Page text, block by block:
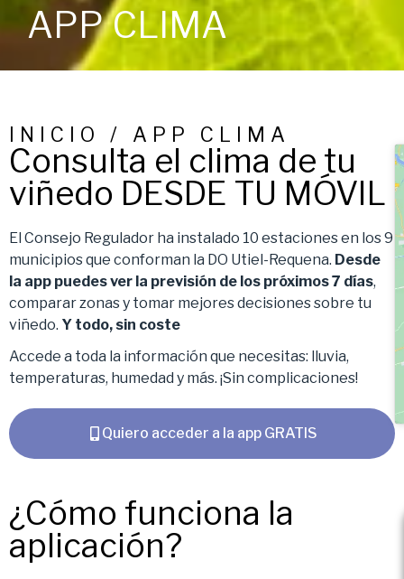
APP CLIMA
INICIO / APP CLIMA
Consulta el clima de tu
viñedo DESDE TU MÓVIL
El Consejo Regulador ha instalado 10 estaciones en los 9
municipios que conforman la DO Utiel-Requena. Desde
la app puedes ver la previsión de los próximos 7 días,
comparar zonas y tomar mejores decisiones sobre tu
viñedo. Y todo, sin coste
Accede a toda la información que necesitas: lluvia,
temperaturas, humedad y más. ¡Sin complicaciones!
Quiero acceder a la app GRATIS
¿Cómo funciona la
aplicación?